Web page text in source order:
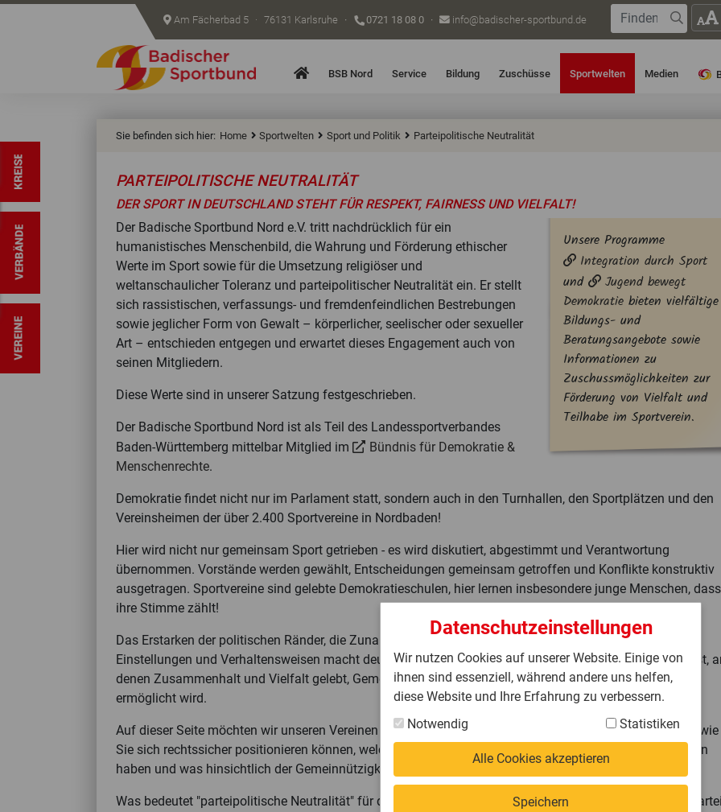
Datenschutzeinstellungen
Wir nutzen Cookies auf unserer Website. Einige von
ihnen sind essenziell, während andere uns helfen,
diese Website und Ihre Erfahrung zu verbessern.
Notwendig
Statistiken
Alle Cookies akzeptieren
Speichern
Am Fächerbad 5 · 76131 Karlsruhe · 0721 18 08 0 · info@badischer-sportbund.de
Suche
Suche
Startseite
BSB Nord Service Bildung Zuschüsse Sportwelten Medien
Sie befinden sich hier: Home Sportwelten Sport und Politik Parteipolitische Neutralität
PARTEIPOLITISCHE NEUTRALITÄT
DER SPORT IN DEUTSCHLAND STEHT FÜR RESPEKT, FAIRNESS UND VIELFALT!
Der Badische Sportbund Nord e.V. tritt nachdrücklich für ein
humanistisches Menschenbild, die Wahrung und Förderung ethischer
Werte im Sport sowie für die Umsetzung religiöser und
weltanschaulicher Toleranz und parteipolitischer Neutralität ein. Er stellt
sich rassistischen, verfassungs- und fremdenfeindlichen Bestrebungen
sowie jeglicher Form von Gewalt – körperlicher, seelischer oder sexueller
Art – entschieden entgegen und erwartet dieses Engagement auch von
seinen Mitgliedern.
Diese Werte sind in unserer Satzung festgeschrieben.
Der Badische Sportbund Nord ist als Teil des Landessportverbandes
Baden-Württemberg mittelbar Mitglied im
Bündnis für Demokratie &
Menschenrechte.
Unsere Programme
Integration durch Sport
und
Jugend bewegt
Demokratiebieten vielfältige
Bildungs- und
Beratungsangebote sowie
Informationen zu
Zuschussmöglichkeiten zur
Förderung von Vielfalt und
Teilhabe im Sportverein.
Demokratie findet nicht nur im Parlament statt, sondern auch in den Turnhallen, den Sportplätzen und den
Vereinsheimen der über 2.400 Sportvereine in Nordbaden!
Hier wird nicht nur gemeinsam Sport getrieben - es wird diskutiert, abgestimmt und Verantwortung
übernommen. Vorstände werden gewählt, Entscheidungen gemeinsam getroffen und Konflikte konstruktiv
ausgetragen. Sportvereine sind gelebte Demokratieschulen, hier lernen insbesondere junge Menschen, dass
ihre Stimme zählt!
Das Erstarken der politischen Ränder, die Zunahme antidemokratischer und menschenfeindlicher
Einstellungen und Verhaltensweisen macht deutlich, wie sehr unsere Demokratie auf Orte angewiesen ist,
denen Zusammenhalt und Vielfalt gelebt, Gemeinschaft geschaffen und Partizipation und Teilhabe
ermöglicht wird.
Auf dieser Seite möchten wir unseren Vereinen Informationen und praktische Tipps an die Hand geben, wie
Sie sich rechtssicher positionieren können, welche Möglichkeiten Sie im Umgang mit politischen Parteien
haben und was hinsichtlich der Gemeinnützigkeit zu beachten ist.
Was bedeutet "parteipolitische Neutralität" für den Vereinsalltag? Müssen Vereinsräume an politische